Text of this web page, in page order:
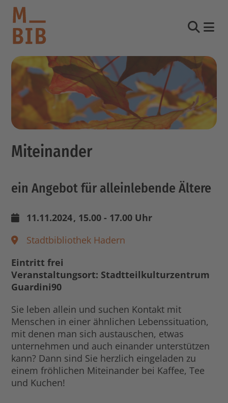
Miteinander
ein Angebot für alleinlebende Ältere
11.11.2024, 15.00 - 17.00 Uhr
Stadtbibliothek Hadern
Eintritt frei
Veranstaltungsort: Stadtteilkulturzentrum
Guardini90
Sie leben allein und suchen Kontakt mit
Menschen in einer ähnlichen Lebenssituation,
mit denen man sich austauschen, etwas
unternehmen und auch einander unterstützen
kann? Dann sind Sie herzlich eingeladen zu
einem fröhlichen Miteinander bei Kaffee, Tee
und Kuchen!
informieren
entdecken
mitmachen
Login Konto
other languages